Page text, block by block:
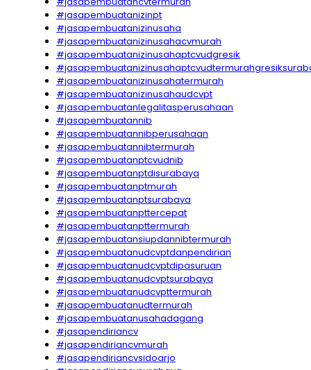
#jasapembuatanizinpt
#jasapembuatanizinusaha
#jasapembuatanizinusahacvmurah
#jasapembuatanizinusahaptcvudgresik
#jasapembuatanizinusahatermurah
#jasapembuatanizinusahaudcvpt
#jasapembuatanlegalitasperusahaan
#jasapembuatannib
#jasapembuatannibperusahaan
#jasapembuatannibtermurah
#jasapembuatanptcvudnib
#jasapembuatanptdisurabaya
#jasapembuatanptmurah
#jasapembuatanptsurabaya
#jasapembuatanpttercepat
#jasapembuatanpttermurah
#jasapembuatansiupdannibtermurah
#jasapembuatanudcvptdanpendirian
#jasapembuatanudcvptdipasuruan
#jasapembuatanudcvptsurabaya
#jasapembuatanudcvpttermurah
#jasapembuatanudtermurah
#jasapembuatanusahadagang
#jasapendiriancv
#jasapendiriancvmurah
#jasapendiriancvsidoarjo